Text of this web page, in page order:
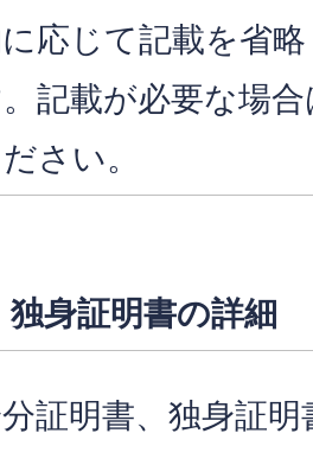
応じて記載を省
記載が必要な場
さい。
身証明書の詳細
証明書、独身証明